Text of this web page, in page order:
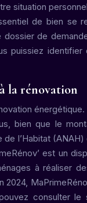
situation
de bien se
de
puissiez
la rénovation
bien que le
l’Habitat
est un
à réaliser
consulter le